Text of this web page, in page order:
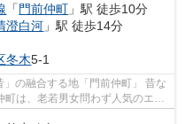
「 門前仲町 」駅 徒歩10分
澄白河 」駅 徒歩14分
冬木5-1
は、老若男女問わず人気のエリ